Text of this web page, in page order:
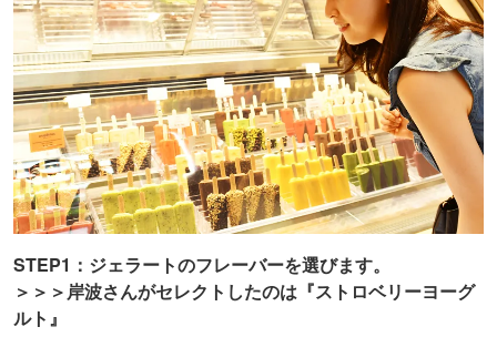
STEP1：ジェラートのフレーバーを選びます。
＞＞＞岸波さんがセレクトしたのは『ストロベリーヨーグ
ルト』